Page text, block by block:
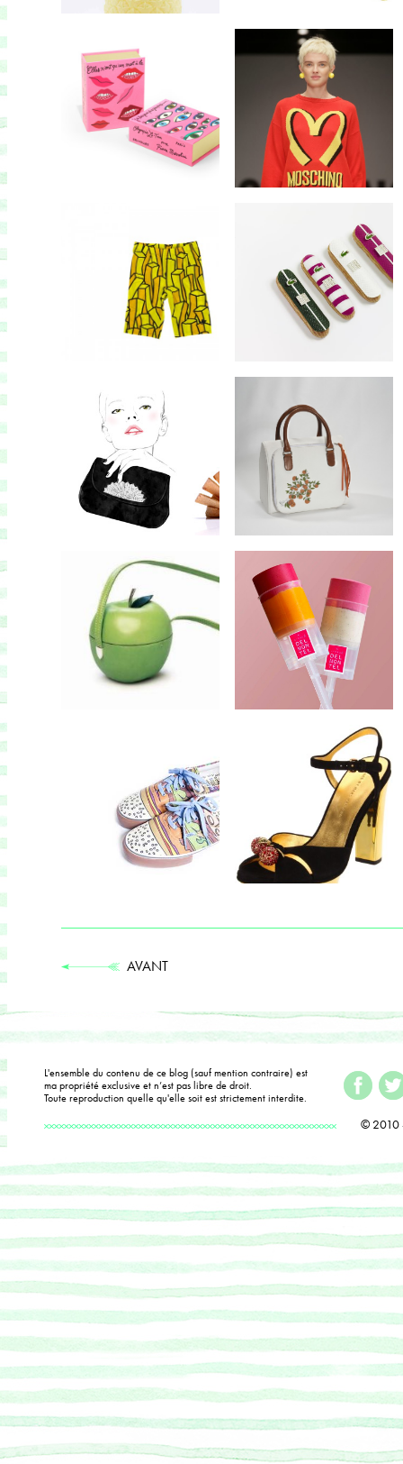
AVANT
L'ensemble du contenu de ce blog (sauf mention contraire) est
ma propriété exclusive et n’est pas libre de droit.
Toute reproduction quelle qu'elle soit est strictement interdite.
© 2010